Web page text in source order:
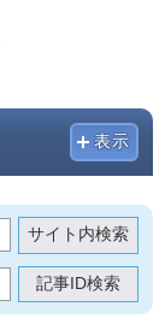
表示
サイト内検索
記事ID検索